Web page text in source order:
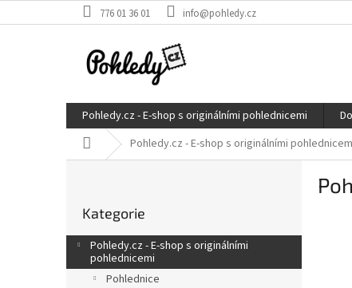
na
776 01 36 01 info@pohledy.cz
Pohledy.cz - E-shop s originálními pohlednicemi
Domů Pohledy.cz - E-shop s originálními
r
n
kategorie
Kategorie
Pohledy.cz - E-shop s originálními
pohlednicemi
Pohlednice